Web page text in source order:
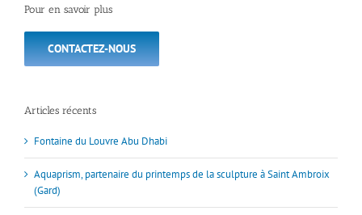
Pour en savoir plus
CONTACTEZ-NOUS
Articles récents
Fontaine du Louvre Abu Dhabi
Aquaprism, partenaire du printemps de la sculpture à Saint Ambroix
(Gard)